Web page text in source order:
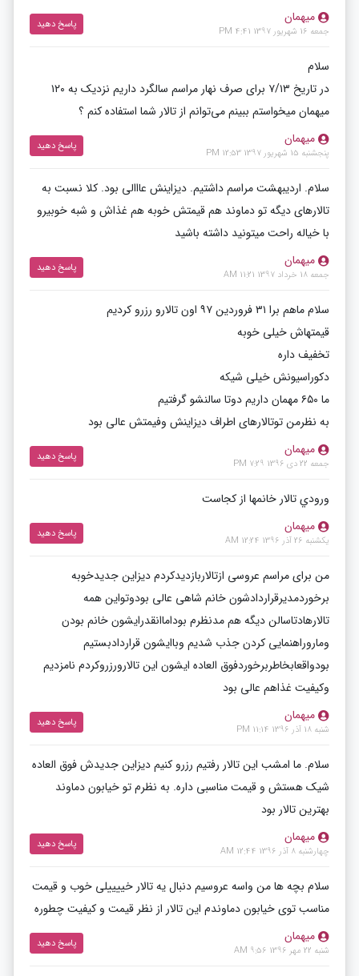
میهمان
جمعه 16 شهریور 1397 4:41 PM
پاسخ دهید
سلام
در تاریخ ۷/۱۳ برای صرف نهار مراسم سالگرد داریم نزدیک به ۱۲۰
میهمان میخواستم ببینم می‌توانم از تالار شما استفاده کنم ؟
میهمان
پنجشنبه 15 شهریور 1397 12:53 PM
پاسخ دهید
سلام. اردیبهشت مراسم داشتیم. دیزاینش عااالی بود. کلا نسبت به
تالارهای دیگه تو دماوند هم قیمتش خوبه هم غذاش و شبه خوبیرو
با خیاله راحت میتونید داشته باشید
میهمان
جمعه 18 خرداد 1397 11:21 AM
پاسخ دهید
سلام ماهم برا ۳۱ فروردین ۹۷ اون تالارو رزرو کردیم
قیمتهاش خیلی خوبه
تخفیف داره
دکوراسیونش خیلی شیکه
ما ۶۵۰ مهمان داریم دوتا سالنشو گرفتیم
به نظرمن توتالارهای اطراف دیزاینش وفیمتش عالی بود
میهمان
جمعه 22 دی 1396 7:29 PM
پاسخ دهید
ورودي تالار خانمها از كجاست
میهمان
یکشنبه 26 آذر 1396 12:24 AM
پاسخ دهید
من برای مراسم عروسی ازتالاربازدیدکردم دیزاین جدیدخوبه
برخوردمدیرقراردادشون خانم شاهی عالی بودوتواین همه
تالارهادتاسالن دیگه هم مدنظرم بوداماانقدرایشون خانم بودن
وماروراهنمایی کردن جذب شدیم وباایشون قراردادبستیم
بودواقعابخاطربرخوردفوق العاده ایشون این تالارورزروکردم نامزدیم
وکیفیت غذاهم عالی بود
میهمان
شنبه 18 آذر 1396 11:14 PM
پاسخ دهید
سلام. ما امشب این تالار رفتیم رزرو کنیم دیزاین جدیدش فوق العاده
شیک هستش و قیمت مناسبی داره. به نظرم تو خیابون دماوند
بهترین تالار بود
میهمان
چهارشنبه 8 آذر 1396 12:44 AM
پاسخ دهید
سلام بچه ها من واسه عروسیم دنبال یه تالار خییییلی خوب و قیمت
مناسب توی خیابون دماوندم این تالار از نظر قیمت و کیفیت چطوره
میهمان
شنبه 22 مهر 1396 9:56 AM
پاسخ دهید